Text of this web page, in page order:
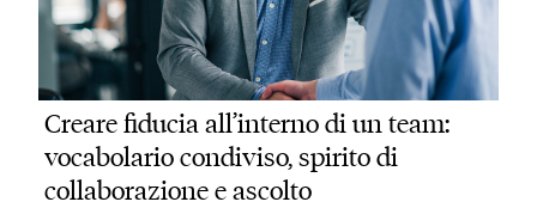
Creare fiducia all’interno di un team:
vocabolario condiviso, spirito di
collaborazione e ascolto